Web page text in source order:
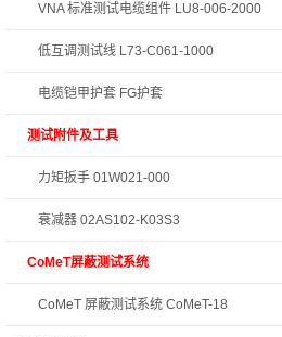
VNA 标准测试电缆组件 LU8-006-2000
低互调测试线 L73-C061-1000
电缆铠甲护套 FG护套
测试附件及工具
力矩扳手 01W021-000
衰减器 02AS102-K03S3
CoMeT屏蔽测试系统
CoMeT 屏蔽测试系统 CoMeT-18